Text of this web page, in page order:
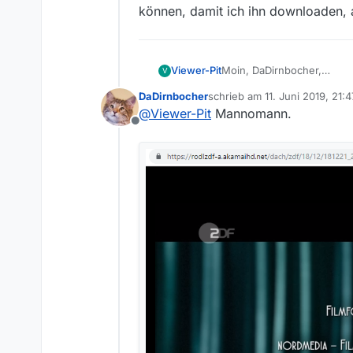
können, damit ich ihn downloaden,
V Viewer-PitMoin, DaDirnbocher,
damit ich ihn downloaden,
Offline
DaDirnbocherschrieb am 11. Juni 2019,
zuletzt editiert von
@Viewer-Pit Mannomann.